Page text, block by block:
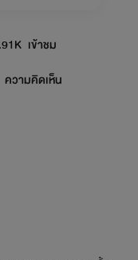
เข้าชม
ความคิดเห็น